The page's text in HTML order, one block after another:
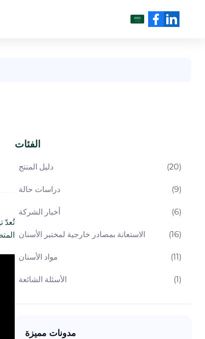
العربية
تُعدّ
الفئات
دليل المنتج (20)
دراسات حالة (9)
أخبار الشركة (6)
الاستعانة بمصادر خارجية لمختبر الأسنان (16)
مواد الأسنان (11)
الأسئلة الشائعة (1)
مدونات مميزة